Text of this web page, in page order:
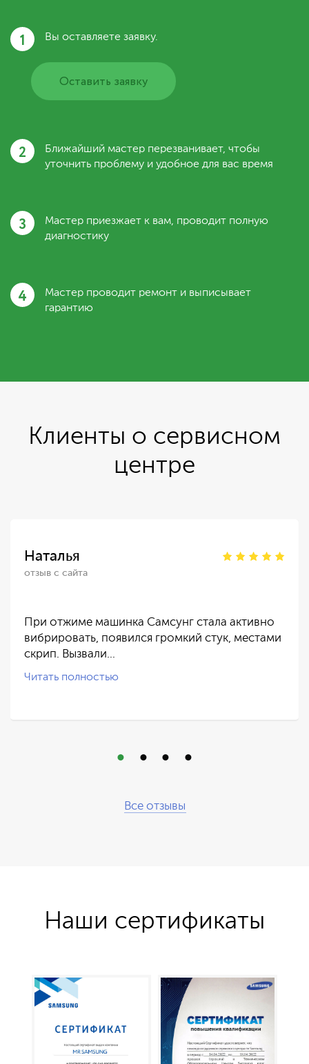
1 Вы оставляете заявку.
Оставить заявку
2
Ближайший мастер перезванивает, чтобы
уточнить проблему и удобное для вас время
3
Мастер приезжает к вам, проводит полную
диагностику
4
Мастер проводит ремонт и выписывает
гарантию
Клиенты о сервисном
центре
Наталья
отзыв с сайта
При отжиме машинка Самсунг стала активно
вибрировать, появился громкий стук, местами
скрип. Вызвали…
Читать полностью
Все отзывы
Наши сертификаты